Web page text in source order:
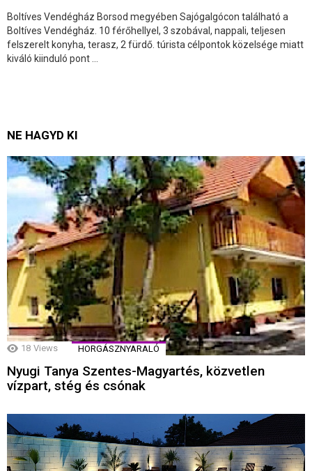
Boltíves Vendégház Borsod megyében Sajógalgócon található a
Boltíves Vendégház. 10 férőhellyel, 3 szobával, nappali, teljesen
felszerelt konyha, terasz, 2 fürdő. túrista célpontok közelsége miatt
kiváló kiinduló pont ...
NE HAGYD KI
18 Views HORGÁSZNYARALÓ
Nyugi Tanya Szentes-Magyartés, közvetlen
vízpart, stég és csónak